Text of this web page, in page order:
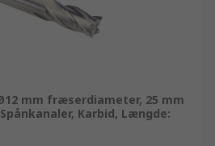
mm fræserdiameter, 25 mm
Karbid, Længde: